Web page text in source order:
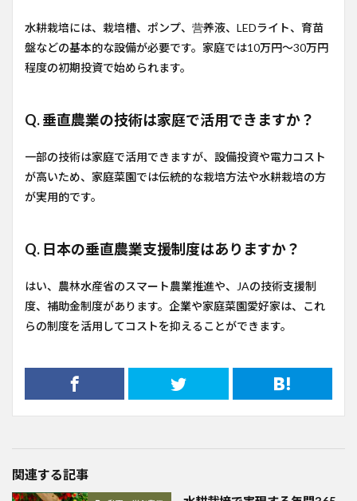
水耕栽培には、栽培槽、ポンプ、营养液、LEDライト、育苗
盤などの基本的な設備が必要です。家庭では10万円〜30万円
程度の初期投資で始められます。
Q. 垂直農業の技術は家庭で活用できますか？
一部の技術は家庭で活用できますが、設備投資や電力コスト
が高いため、家庭菜園では伝統的な栽培方法や水耕栽培の方
が実用的です。
Q. 日本の垂直農業支援制度はありますか？
はい、農林水産省のスマート農業推進や、JAの技術支援制
度、補助金制度があります。企業や家庭菜園愛好家は、これ
らの制度を活用してコストを抑えることができます。
関連する記事